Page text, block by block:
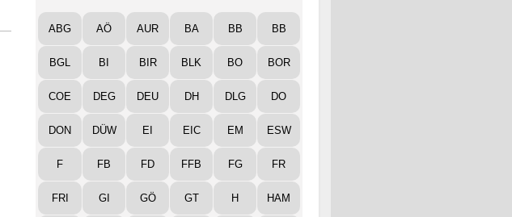
ABG AÖ AUR BA BB BB
BGL BI BIR BLK BO BOR
COE DEG DEU DH DLG DO
DON DÜW EI EIC EM ESW
F FB FD FFB FG FR
FRI GI GÖ GT H HAM